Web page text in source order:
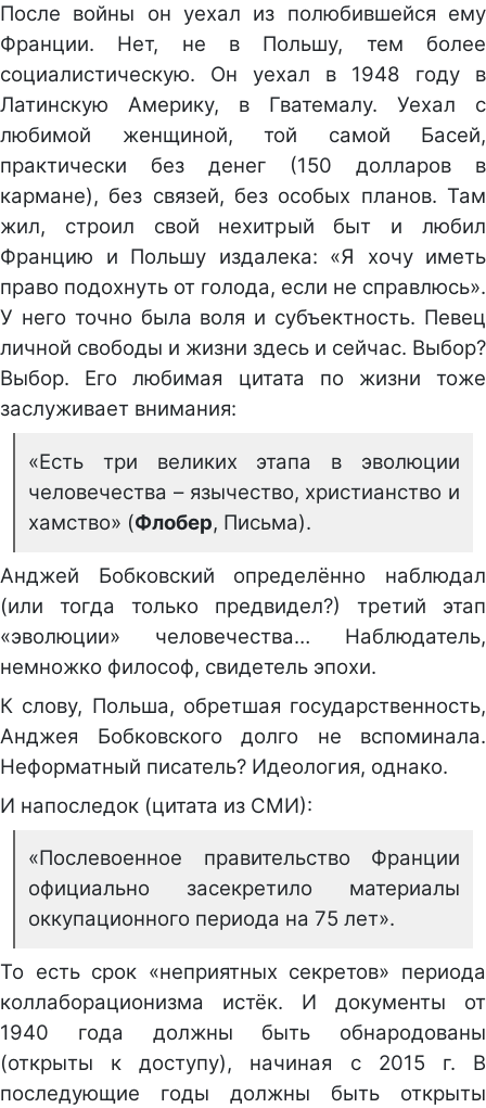
После войны он уехал из полюбившейся ему
Франции. Нет, не в Польшу, тем более
социалистическую. Он уехал в 1948 году в
Латинскую Америку, в Гватемалу. Уехал с
любимой женщиной, той самой Басей,
практически без денег (150 долларов в
кармане), без связей, без особых планов. Там
жил, строил свой нехитрый быт и любил
Францию и Польшу издалека: «Я хочу иметь
право подохнуть от голода, если не справлюсь».
У него точно была воля и субъектность. Певец
личной свободы и жизни здесь и сейчас. Выбор?
Выбор. Его любимая цитата по жизни тоже
заслуживает внимания:
«Есть три великих этапа в эволюции
человечества – язычество, христианство и
хамство» (Флобер, Письма).
Анджей Бобковский определённо наблюдал
(или тогда только предвидел?) третий этап
«эволюции» человечества… Наблюдатель,
немножко философ, свидетель эпохи.
К слову, Польша, обретшая государственность,
Анджея Бобковского долго не вспоминала.
Неформатный писатель? Идеология, однако.
И напоследок (цитата из СМИ):
«Послевоенное правительство Франции
официально засекретило материалы
оккупационного периода на 75 лет».
То есть срок «неприятных секретов» периода
коллаборационизма истёк. И документы от
1940 года должны быть обнародованы
(открыты к доступу), начиная с 2015 г. В
последующие годы должны быть открыты